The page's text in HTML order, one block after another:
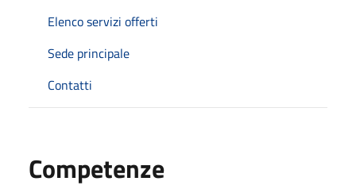
Elenco servizi offerti
Sede principale
Contatti
Competenze